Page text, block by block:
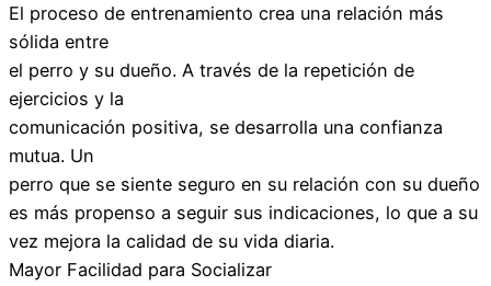
El proceso de entrenamiento crea una relación más
sólida entre
el perro y su dueño. A través de la repetición de
ejercicios y la
comunicación positiva, se desarrolla una confianza
mutua. Un
perro que se siente seguro en su relación con su dueño
es más propenso a seguir sus indicaciones, lo que a su
vez mejora la calidad de su vida diaria.
Mayor Facilidad para Socializar